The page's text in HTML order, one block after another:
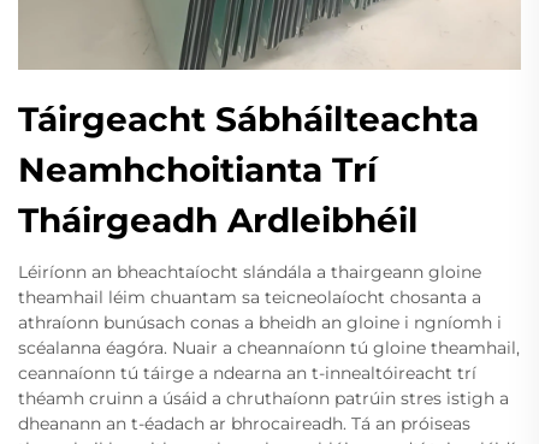
Táirgeacht Sábháilteachta
Neamhchoitianta Trí
Tháirgeadh Ardleibhéil
Léiríonn an bheachtaíocht slándála a thairgeann gloine
theamhail léim chuantam sa teicneolaíocht chosanta a
athraíonn bunúsach conas a bheidh an gloine i ngníomh i
scéalanna éagóra. Nuair a cheannaíonn tú gloine theamhail,
ceannaíonn tú táirge a ndearna an t-innealtóireacht trí
théamh cruinn a úsáid a chruthaíonn patrúin stres istigh a
dheanann an t-éadach ar bhrocaireadh. Tá an próiseas